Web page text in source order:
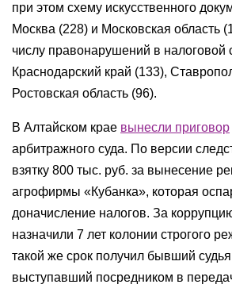
при этом схему искусственного
Москва (228) и Московская область
числу правонарушений в налоговой
Краснодарский край (133),
Ростовская область (96).
В Алтайском крае вынесли приговор
арбитражного суда. По версии
взятку 800 тыс. руб. за вынесение
агрофирмы «Кубанка», которая
доначисление налогов. За
назначили 7 лет колонии строгого
такой же срок получил бывший судья
выступавший посредником в